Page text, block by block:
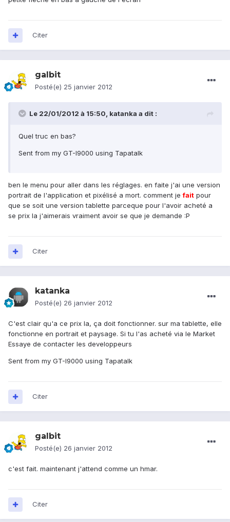
Citer
galbit
Posté(e) 25 janvier 2012
Le 22/01/2012 à 15:50, katanka a dit :
Quel truc en bas?
Sent from my GT-I9000 using Tapatalk
ben le menu pour aller dans les réglages. en faite j'ai une version
portrait de l'application et pixélisé a mort. comment jefait pour
que se soit une version tablette parceque pour l'avoir acheté a
se prix la j'aimerais vraiment avoir se que je demande :P
Citer
katanka
Posté(e) 26 janvier 2012
C'est clair qu'a ce prix la, ça doit fonctionner. sur ma tablette, elle
fonctionne en portrait et paysage. Si tu l'as acheté via le Market
Essaye de contacter les developpeurs
Sent from my GT-I9000 using Tapatalk
Citer
galbit
Posté(e) 26 janvier 2012
c'est fait. maintenant j'attend comme un hmar.
Citer